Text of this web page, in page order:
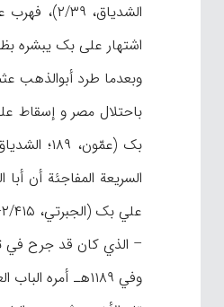
اشتهار علی بک یبشره
وبعدما طرد أبوالذهب
باحتلال مصر و إسقاط
– الذي کان قد جرح في
وفي ۱۱۸۹هـ